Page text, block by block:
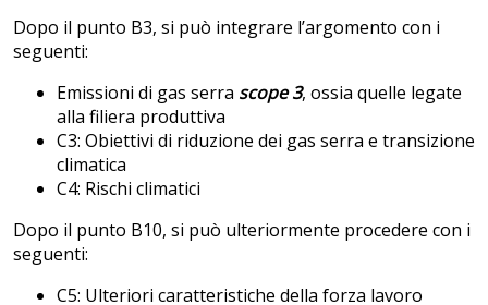
Dopo il punto B3, si può integrare l’argomento con i
seguenti:
Emissioni di gas serra scope 3, ossia quelle legate
alla filiera produttiva
C3: Obiettivi di riduzione dei gas serra e transizione
climatica
C4: Rischi climatici
Dopo il punto B10, si può ulteriormente procedere con i
seguenti:
C5: Ulteriori caratteristiche della forza lavoro